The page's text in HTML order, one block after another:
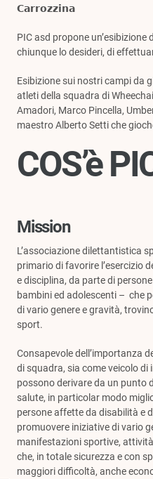
𝗖𝗮𝗿𝗿𝗼𝘇𝘇𝗶𝗻𝗮
PIC asd propone un’esibizione
chiunque lo desideri, di
Esibizione sui nostri campi da
atleti della squadra di
Amadori, Marco Pincella,
maestro Alberto Setti che
COS’è
Mission
L’associazione dilettantistica
primario di favorire l’esercizio
e disciplina, da parte di
bambini ed adolescenti – che
di vario genere e gravità,
sport.
Consapevole dell’importanza
di squadra, sia come veicolo di
possono derivare da un punto
salute, in particolar modo
persone affette da disabilità e
promuovere iniziative di vario
manifestazioni sportive,
che, in totale sicurezza e con
maggiori difficoltà, anche